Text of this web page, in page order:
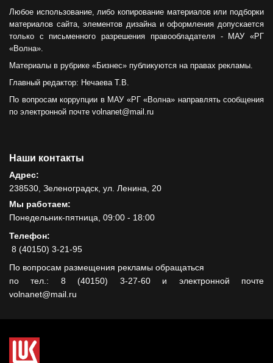
Любое использование, либо копирование материалов или подборки
материалов сайта, элементов дизайна и оформления допускается
только с письменного разрешения правообладателя - МАУ «РГ
«Волна».
Материалы в рубрике «Бизнес» публикуются на правах рекламы.
Главный редактор: Нечаева Т.В.
По вопросам коррупции в МАУ «РГ «Волна» направлять сообщения
по электронной почте volnanet@mail.ru
Наши контакты
Адрес:
238530, Зеленоградск, ул. Ленина, 20
Мы работаем:
Понедельник-пятница, 09:00 - 18:00
Телефон:
8 (40150) 3-21-95
По вопросам размещения рекламы обращаться
по тел.: 8 (40150) 3-27-60 и электронной почте
volnanet@mail.ru